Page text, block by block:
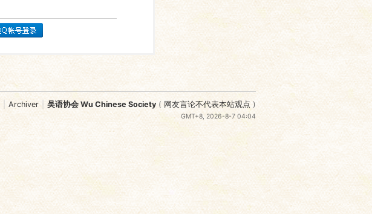
Archiver 吴语协会 Wu Chinese Society ( 网友言论不代表本站观点 )
GMT+8, 2026-8-7 04:04